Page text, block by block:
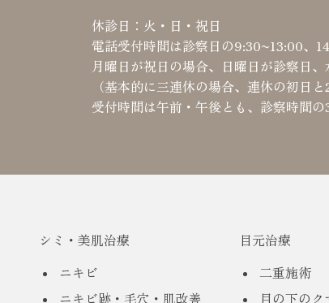
休診日：火・日・祝日
電話受付時間は診察日の9:30~13:00、
月曜日が祝日の場合、日曜日が診察日、
（基本的に三連休の場合、連休の初日と
受付時間は午前・午後とも、診察時間の
シミ・美肌治療
ニキビ
ニキビ跡・毛穴・肌改善
目元治療
二重施術
目の下のク